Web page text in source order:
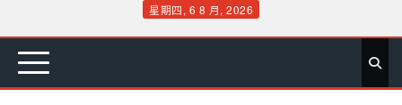
content
星期四, 6 8 月, 2026
首 要 娛 生 社 文 公 運 旅 政 地 專